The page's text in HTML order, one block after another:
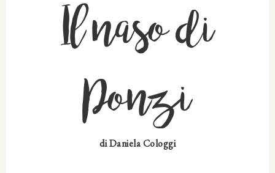
Il naso di
Ponzi
diDaniela Cologgi